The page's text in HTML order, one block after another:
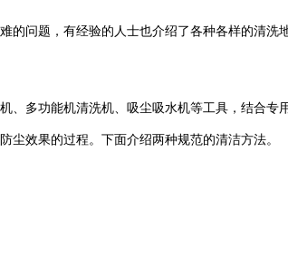
的问题，有经验的人士也介绍了各种各样的清
、多功能机清洗机、吸尘吸水机等工具，结合
尘效果的过程。下面介绍两种规范的清洁方法。